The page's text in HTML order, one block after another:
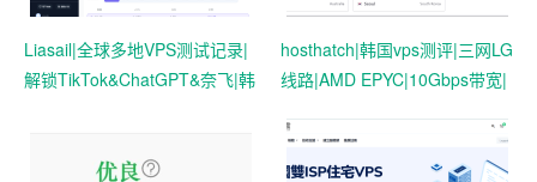
Liasail|全球多地VPS测试记录|
解锁TikTok&ChatGPT&奈飞|韩
国|VPS测评
hosthatch|韩国vps测评|三网LG
线路|AMD EPYC|10Gbps带宽|